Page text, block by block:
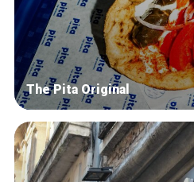
The Pita Original